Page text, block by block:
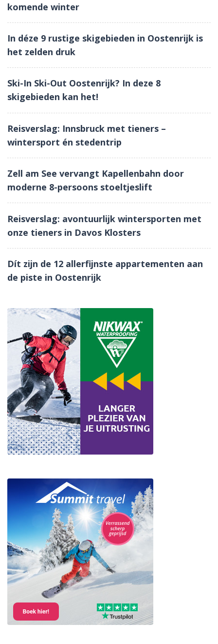
komende winter
In déze 9 rustige skigebieden in Oostenrijk is
het zelden druk
Ski-In Ski-Out Oostenrijk? In deze 8
skigebieden kan het!
Reisverslag: Innsbruck met tieners –
wintersport én stedentrip
Zell am See vervangt Kapellenbahn door
moderne 8-persoons stoeltjeslift
Reisverslag: avontuurlijk wintersporten met
onze tieners in Davos Klosters
Dít zijn de 12 allerfijnste appartementen aan
de piste in Oostenrijk